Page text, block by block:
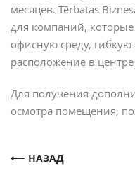
месяцев. Tērbatas
для компаний,
офисную среду, гибкую
расположение в
Для получения
осмотра помещения,
НАЗАД